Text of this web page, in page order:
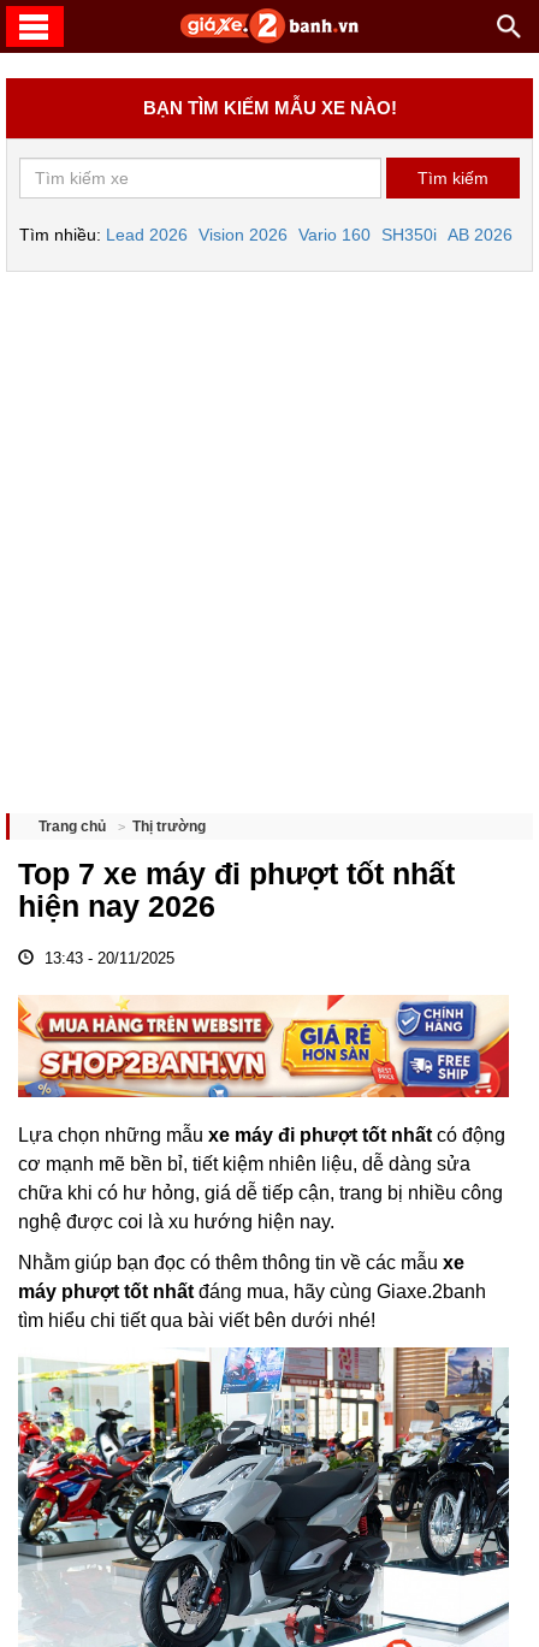
BẠN TÌM KIẾM MẪU XE NÀO!
Tìm nhiều: Lead 2026 Vision 2026 Vario 160 SH350i AB 2026
Trang chủ Thị trường
Top 7 xe máy đi phượt tốt nhất
hiện nay 2026
13:43 - 20/11/2025
Lựa chọn những mẫu xe máy đi phượt tốt nhất có động
cơ mạnh mẽ bền bỉ, tiết kiệm nhiên liệu, dễ dàng sửa
chữa khi có hư hỏng, giá dễ tiếp cận, trang bị nhiều công
nghệ được coi là xu hướng hiện nay.
Nhằm giúp bạn đọc có thêm thông tin về các mẫu xe
máy phượt tốt nhất đáng mua, hãy cùng Giaxe.2banh
tìm hiểu chi tiết qua bài viết bên dưới nhé!